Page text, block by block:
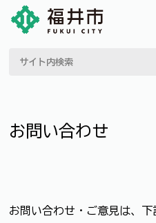
お問い合わせ
お問い合わせ・ご意見は、